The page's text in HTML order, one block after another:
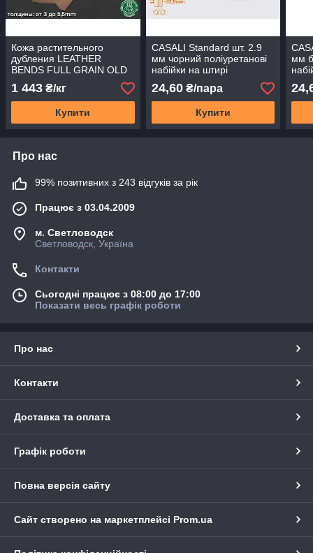
Кожа растительного
дубления LEATHER
BENDS FULL GRAIN OLD
BARK
1 443 ₴/кг
Купити
CASALI Standard шт. 2.9
мм чорний поліуретанові
набійки на штирі
24,60₴/пара
Купити
мм
Про нас
99% позитивних з 243 відгуків за рік
Працює з 03.04.2009
м. Светловодск
Светловодск, Україна
Контакти
Сьогодні працює з 08:00 до 17:00
Показати весь графік роботи
Про нас
Контакти
Доставка та оплата
Графік роботи
Повна версія сайту
Сайт створено на маркетплейсі Prom.ua